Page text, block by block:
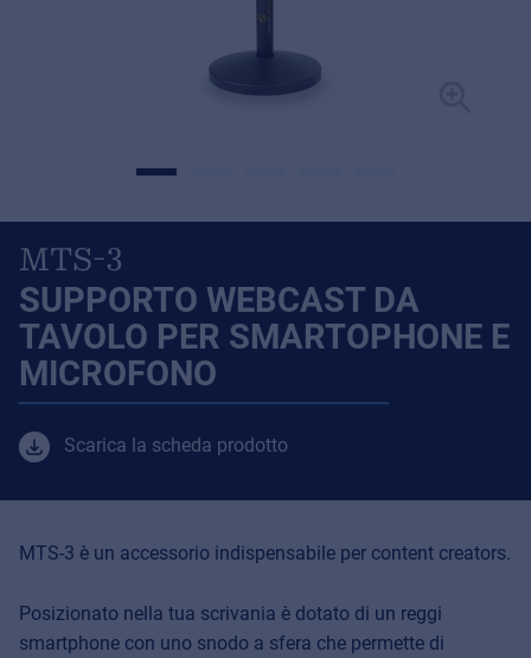
MTS-3
SUPPORTO WEBCAST DA
TAVOLO PER SMARTOPHONE E
MICROFONO
Scarica la scheda prodotto
MTS-3 è un accessorio indispensabile per content creators.
Posizionato nella tua scrivania è dotato di un reggi
smartphone con uno snodo a sfera che permette di